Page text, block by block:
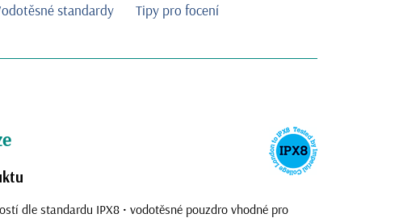
standardy
Tipy pro focení
dle standardu IPX8 • vodotěsné pouzdro vhodné pro